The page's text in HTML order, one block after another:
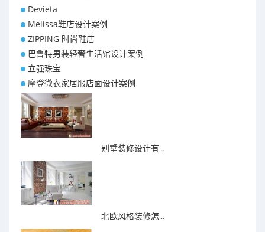
Devieta
Melissa鞋店设计案例
ZIPPING 时尚鞋店
巴鲁特男装轻奢生活馆设计案例
立强珠宝
摩登微衣家居服店面设计案例
别墅装修设计有...
北欧风格装修怎...